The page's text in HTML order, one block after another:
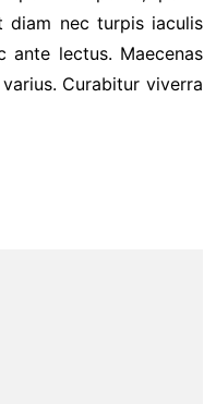
diam nec turpis iaculis
lectus. Maecenas
Curabitur viverra